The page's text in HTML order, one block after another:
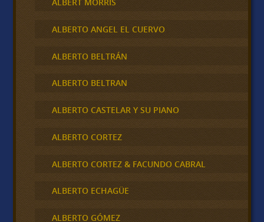
ALBERTO ANGEL EL CUERVO
ALBERTO BELTRÁN
ALBERTO BELTRAN
ALBERTO CASTELAR Y SU PIANO
ALBERTO CORTEZ
ALBERTO CORTEZ & FACUNDO CABRAL
ALBERTO ECHAGÜE
ALBERTO GÓMEZ